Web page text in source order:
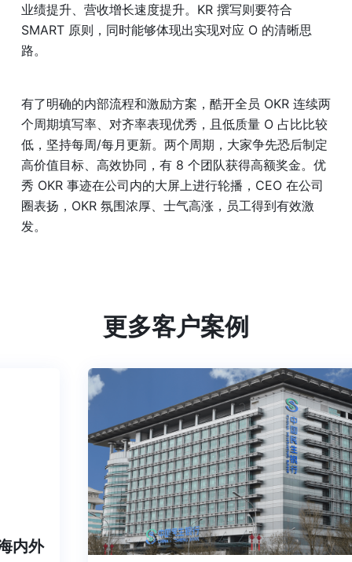
业绩提升、营收增长速度提升。KR 撰写则要符合
SMART 原则，同时能够体现出实现对应 O 的清晰思
路。
有了明确的内部流程和激励方案，酷开全员 OKR 连续两
个周期填写率、对齐率表现优秀，且低质量 O 占比比较
低，坚持每周/每月更新。两个周期，大家争先恐后制定
高价值目标、高效协同，有 8 个团队获得高额奖金。优
秀 OKR 事迹在公司内的大屏上进行轮播，CEO 在公司
圈表扬，OKR 氛围浓厚、士气高涨，员工得到有效激
发。
更多客户案例
海内外